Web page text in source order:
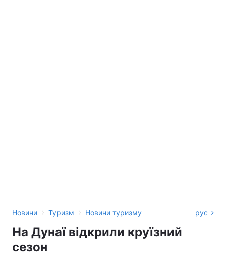
Новини › Туризм › Новини туризму рус
На Дунаї відкрили круїзний
сезон